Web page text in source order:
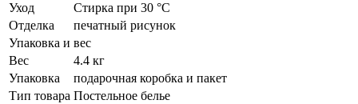
Уход
Стирка при 30 °С
Отделка
печатный рисунок
Упаковка и вес
Вес
4.4 кг
Упаковка
подарочная коробка и пакет
Тип товара Постельное белье